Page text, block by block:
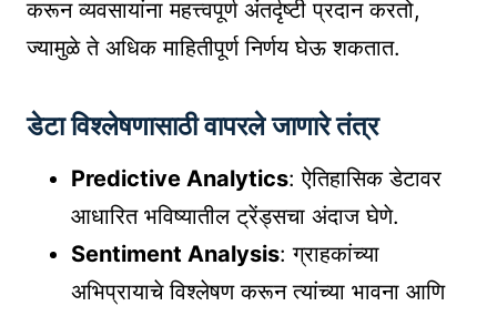
करून व्यवसायांना महत्त्वपूर्ण अंतर्दृष्टी प्रदान करतो,
ज्यामुळे ते अधिक माहितीपूर्ण निर्णय घेऊ शकतात.
डेटा विश्लेषणासाठी वापरले जाणारे तंत्र
Predictive Analytics: ऐतिहासिक डेटावर
आधारित भविष्यातील ट्रेंड्सचा अंदाज घेणे.
Sentiment Analysis: ग्राहकांच्या
अभिप्रायाचे विश्लेषण करून त्यांच्या भावना आणि